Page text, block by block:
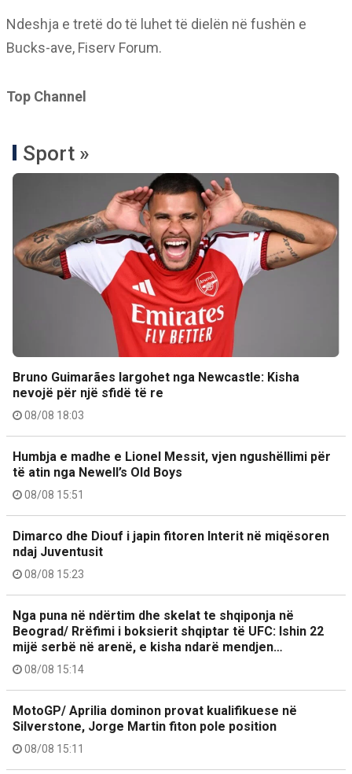
Ndeshja e tretë do të luhet të dielën në fushën e
Bucks-ave, Fiserv Forum.
Top Channel
Sport »
Bruno Guimarães largohet nga Newcastle: Kisha
nevojë për një sfidë të re
08/08 18:03
Humbja e madhe e Lionel Messit, vjen ngushëllimi për
të atin nga Newell’s Old Boys
08/08 15:51
Dimarco dhe Diouf i japin fitoren Interit në miqësoren
ndaj Juventusit
08/08 15:23
Nga puna në ndërtim dhe skelat te shqiponja në
Beograd/ Rrëfimi i boksierit shqiptar të UFC: Ishin 22
mijë serbë në arenë, e kisha ndarë mendjen…
08/08 15:14
MotoGP/ Aprilia dominon provat kualifikuese në
Silverstone, Jorge Martin fiton pole position
08/08 15:11